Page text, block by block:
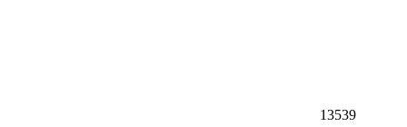
13539